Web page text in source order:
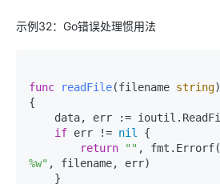
示例32：Go错误处理惯用法
func readFile(filename string)
{
if err != nil
{
return
"" , fmt.Errorf(
%w" , filename, err)